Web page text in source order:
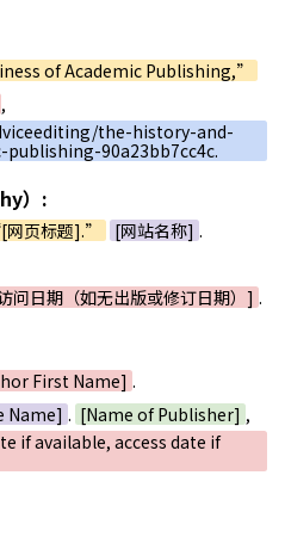
of Academic Publishing,”
,
the-history-and-
90a23bb7cc4c.
）:
网页标题].” [网站名称] .
问日期（如无出版或修订日期）] .
First Name] .
Name] . [Name of Publisher] ,
if available, access date if